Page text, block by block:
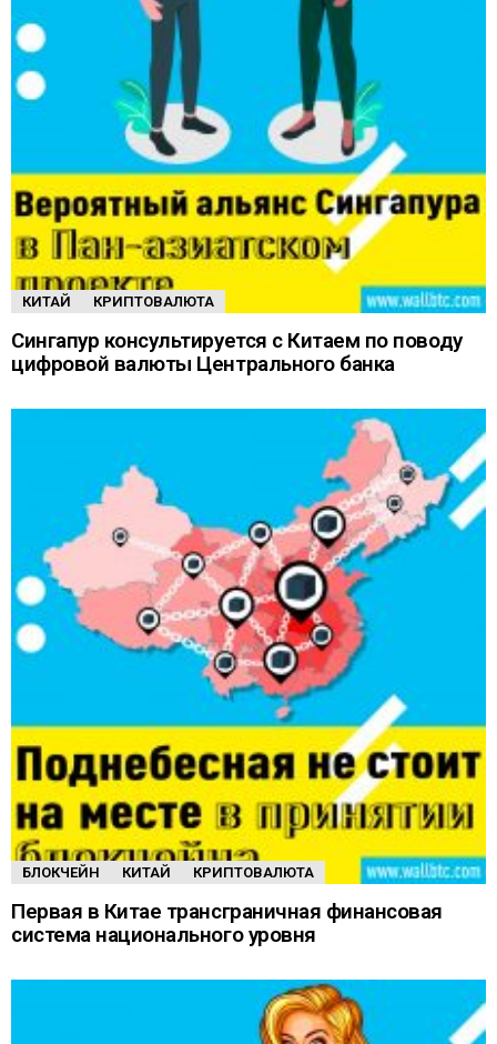
КИТАЙ КРИПТОВАЛЮТА
Сингапур консультируется с Китаем по поводу
цифровой валюты Центрального банка
БЛОКЧЕЙН КИТАЙ КРИПТОВАЛЮТА
Первая в Китае трансграничная финансовая
система национального уровня